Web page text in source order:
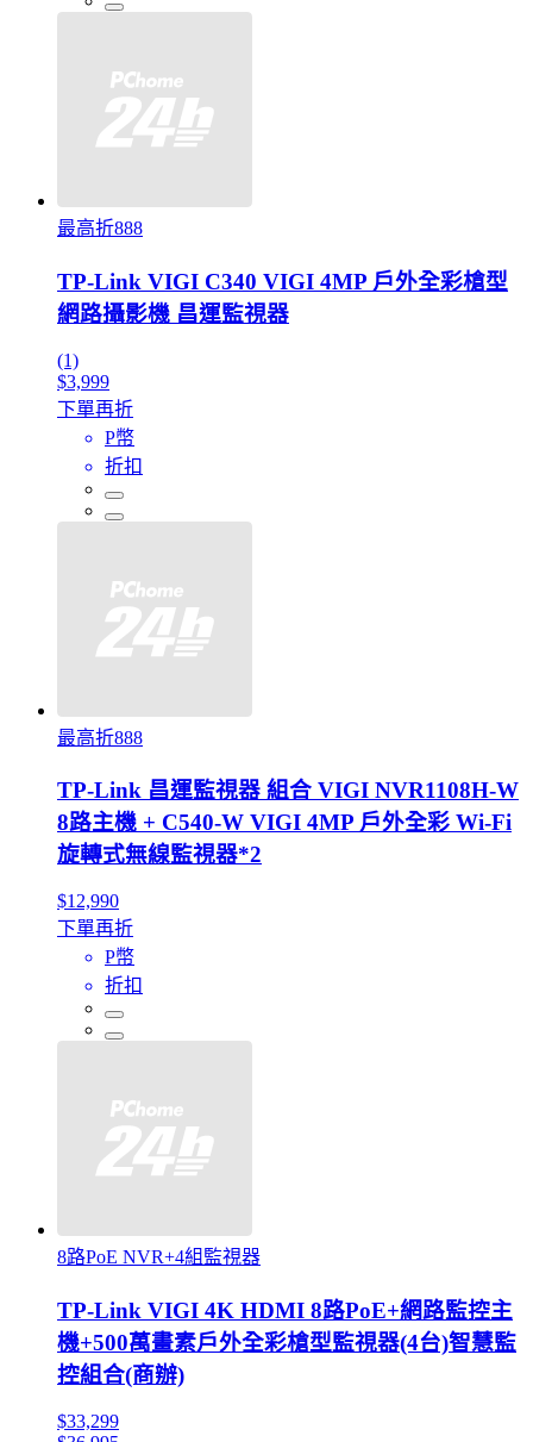
最高折888
TP-Link VIGI C340 VIGI 4MP 戶外全彩槍型
網路攝影機 昌運監視器
(1)
$3,999
下單再折
P幣
折扣
最高折888
TP-Link 昌運監視器 組合 VIGI NVR1108H-W
8路主機 + C540-W VIGI 4MP 戶外全彩 Wi-Fi
旋轉式無線監視器*2
$12,990
下單再折
P幣
折扣
8路PoE NVR+4組監視器
TP-Link VIGI 4K HDMI 8路PoE+網路監控主
機+500萬畫素戶外全彩槍型監視器(4台)智慧監
控組合(商辦)
$33,299